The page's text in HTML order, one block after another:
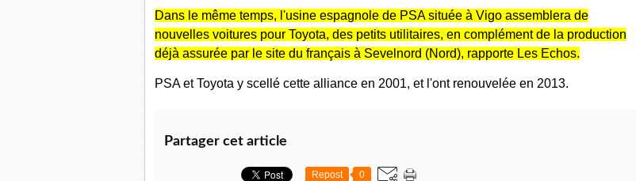
Dans le même temps, l'usine espagnole de PSA située à Vigo assemblera de
nouvelles voitures pour Toyota, des petits utilitaires, en complément de la production
déjà assurée par le site du français à Sevelnord (Nord), rapporte Les Echos.
PSA et Toyota y scellé cette alliance en 2001, et l'ont renouvelée en 2013.
Partager cet article
Repost 0